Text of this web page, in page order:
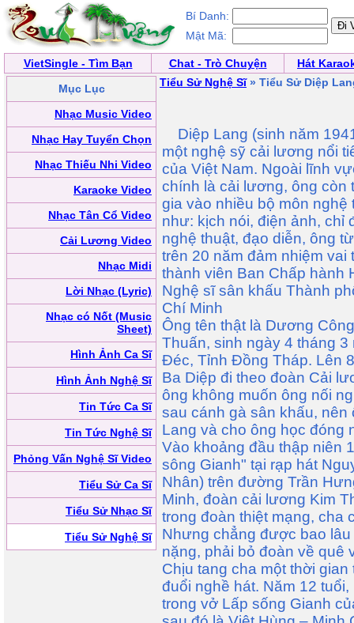
Bí Danh:
Mật Mã:
VietSingle - Tìm Bạn Chat - Trò Chuyện
Hát
Mục Lục
Nhạc Music Video
Nhạc Hay Tuyển Chọn
Nhạc Thiếu Nhi Video
Karaoke Video
Nhạc Tân Cổ Video
Cải Lương Video
Nhạc Midi
Lời Nhạc (Lyric)
Nhạc có Nốt (Music
Sheet)
Hình Ảnh Ca Sĩ
Hình Ảnh Nghệ Sĩ
Tin Tức Ca Sĩ
Tin Tức Nghệ Sĩ
Phỏng Vấn Nghệ Sĩ Video
Tiểu Sử Ca Sĩ
Tiểu Sử Nhạc Sĩ
Tiểu Sử Nghệ Sĩ
Tiểu Sử Nghệ Sĩ» Tiểu Sử Diệp
Diệp Lang (sinh năm
một nghệ sỹ cải lương nổi
của Việt Nam. Ngoài lĩnh
chính là cải lương, ông còn
gia vào nhiều bộ môn nghệ
như: kịch nói, điện ảnh, chỉ
nghệ thuật, đạo diễn, ông
trên 20 năm đảm nhiệm vai
thành viên Ban Chấp hành
Nghệ sĩ sân khấu Thành
Chí Minh
Ông tên thật là Dương Công
Thuấn, sinh ngày 4 tháng
Đéc, Tỉnh Đồng Tháp. Lên
Ba Diệp đi theo đoàn Cải
ông không muốn ông nối
sau cánh gà sân khấu, nên
Lang và cho ông học đóng
Vào khoảng đầu thập niên
sông Gianh" tại rạp hát
Nhân) trên đường Trần
Minh, đoàn cải lương Kim
trong đoàn thiệt mạng, cha
Nhưng chẳng được bao
nặng, phải bỏ đoàn về quê
Chịu tang cha một thời
đuổi nghề hát. Năm 12
trong vở Lấp sống Gianh